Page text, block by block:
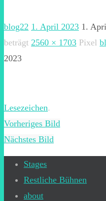
blog22 1. April 2023 1.
beträgt 2560 × 1703 Pixel
2023
Lesezeichen.
Vorheriges Bild
Nächstes Bild
Stages
Restliche Bühnen
about